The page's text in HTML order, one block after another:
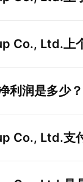
Co., Ltd.上
利润是多少？
Co., Ltd.支